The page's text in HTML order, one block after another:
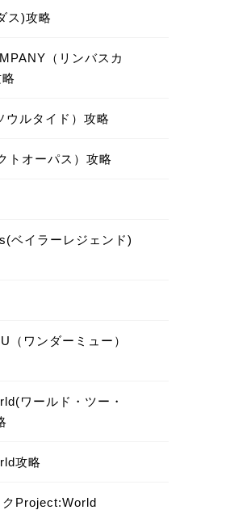
ス)攻略
（リンバスカ
ウルタイド）攻略
トオーパス）攻略
ベイラーレジェンド)
（ワンダーミュー）
ワールド・ツー・
攻略
クProject:World